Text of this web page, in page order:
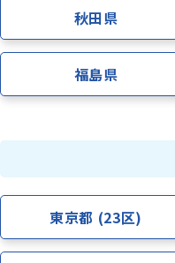
お電話で
秋田県
福島県
東京都 (23区)